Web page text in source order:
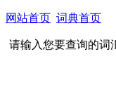
网站首页 词典首页
请输入您要查询的词